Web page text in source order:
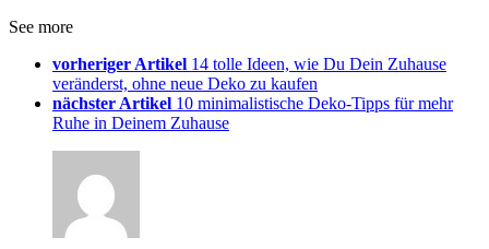
See more
vorheriger Artikel 14 tolle Ideen, wie Du Dein Zuhause
veränderst, ohne neue Deko zu kaufen
nächster Artikel 10 minimalistische Deko-Tipps für mehr
Ruhe in Deinem Zuhause